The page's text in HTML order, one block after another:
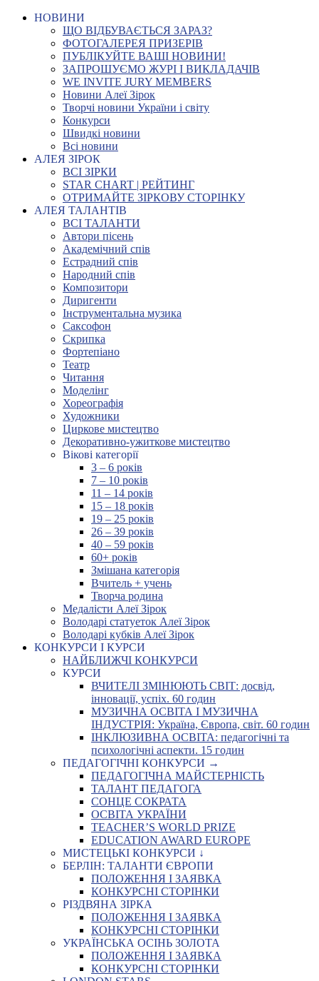
НОВИНИ
ЩО ВІДБУВАЄТЬСЯ ЗАРАЗ?
ФОТОГАЛЕРЕЯ ПРИЗЕРІВ
ПУБЛІКУЙТЕ ВАШІ НОВИНИ!
ЗАПРОШУЄМО ЖУРІ І ВИКЛАДАЧІВ
WE INVITE JURY MEMBERS
Новини Алеї Зірок
Творчі новини України і світу
Конкурси
Швидкі новини
Всі новини
АЛЕЯ ЗІРОК
ВСІ ЗІРКИ
STAR CHART | РЕЙТИНГ
ОТРИМАЙТЕ ЗІРКОВУ СТОРІНКУ
АЛЕЯ ТАЛАНТІВ
ВСІ ТАЛАНТИ
Автори пісень
Академічний спів
Естрадний спів
Народний спів
Композитори
Диригенти
Інструментальна музика
Саксофон
Скрипка
Фортепіано
Театр
Читання
Моделінг
Хореографія
Художники
Циркове мистецтво
Декоративно-ужиткове мистецтво
Вікові категорії
3 – 6 років
7 – 10 років
11 – 14 років
15 – 18 років
19 – 25 років
26 – 39 років
40 – 59 років
60+ років
Змішана категорія
Вчитель + учень
Творча родина
Медалісти Алеї Зірок
Володарі статуеток Алеї Зірок
Володарі кубків Алеї Зірок
КОНКУРСИ І КУРСИ
НАЙБЛИЖЧІ КОНКУРСИ
КУРСИ
ВЧИТЕЛІ ЗМІНЮЮТЬ СВІТ: досвід,
інновації, успіх. 60 годин
МУЗИЧНА ОСВІТА І МУЗИЧНА
ІНДУСТРІЯ: Україна, Європа, світ. 60 годин
ІНКЛЮЗИВНА ОСВІТА: педагогічні та
психологічні аспекти. 15 годин
ПЕДАГОГІЧНІ КОНКУРСИ →
ПЕДАГОГІЧНА МАЙСТЕРНІСТЬ
ТАЛАНТ ПЕДАГОГА
СОНЦЕ СОКРАТА
ОСВІТА УКРАЇНИ
TEACHER’S WORLD PRIZE
EDUCATION AWARD EUROPE
МИСТЕЦЬКІ КОНКУРСИ ↓
БЕРЛІН: ТАЛАНТИ ЄВРОПИ
ПОЛОЖЕННЯ І ЗАЯВКА
КОНКУРСНІ СТОРІНКИ
РІЗДВЯНА ЗІРКА
ПОЛОЖЕННЯ І ЗАЯВКА
КОНКУРСНІ СТОРІНКИ
УКРАЇНСЬКА ОСІНЬ ЗОЛОТА
ПОЛОЖЕННЯ І ЗАЯВКА
КОНКУРСНІ СТОРІНКИ